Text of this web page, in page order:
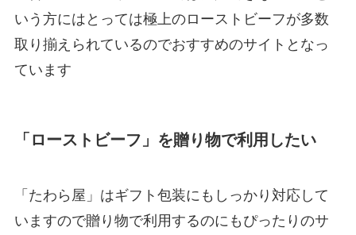
いう方にはとっては極上のローストビーフが多数
取り揃えられているのでおすすめのサイトとなっ
ています
「ローストビーフ」を贈り物で利用したい
「たわら屋」はギフト包装にもしっかり対応して
いますので贈り物で利用するのにもぴったりのサ